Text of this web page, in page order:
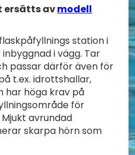
ersätts avmodell
station i
i vägg. Tar
passar därför även för
t.ex. idrottshallar,
har höga krav på
för
avrundad
skarpa hörn som